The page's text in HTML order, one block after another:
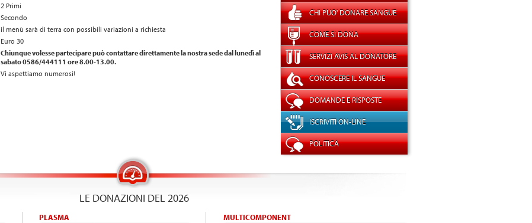
2 Primi
Secondo
il menù sarà di terra con possibili variazioni a richiesta
Euro 30
Chiunque volesse partecipare può contattare direttamente la nostra sede dal lunedì al
sabato 0586/444111 ore 8.00-13.00.
Vi aspettiamo numerosi!
CHI PUO' DONARE SANGUE
COME SI DONA
SERVIZI AVIS AL DONATORE
CONOSCERE IL SANGUE
DOMANDE E RISPOSTE
ISCRIVITI ON-LINE
POLITICA
LE DONAZIONI DEL 2026
PLASMA MULTICOMPONENT